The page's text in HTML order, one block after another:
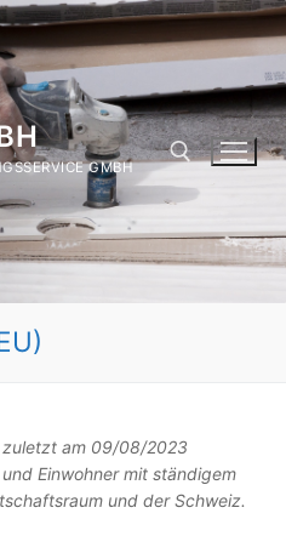
GMBH
zuletzt am 09/08/2023
Einwohner mit ständigem
und der Schweiz.